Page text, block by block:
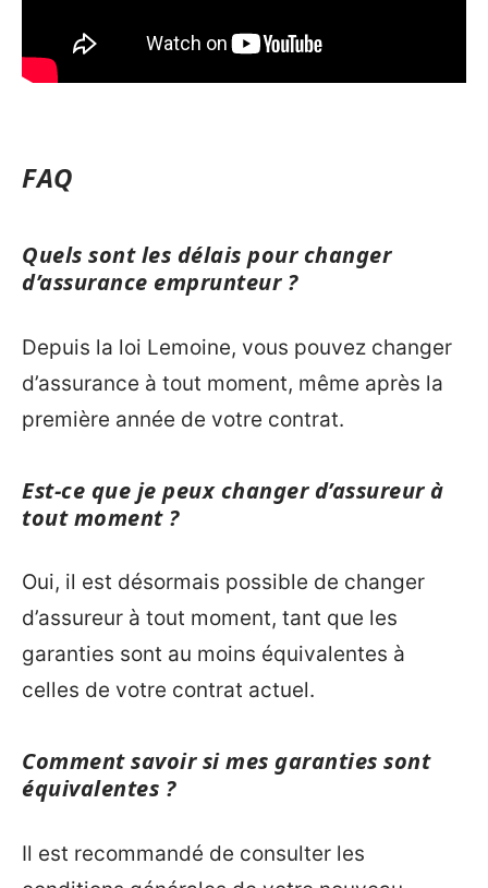
FAQ
Quels sont les délais pour changer
d’assurance emprunteur ?
Depuis la loi Lemoine, vous pouvez changer
d’assurance à tout moment, même après la
première année de votre contrat.
Est-ce que je peux changer d’assureur à
tout moment ?
Oui, il est désormais possible de changer
d’assureur à tout moment, tant que les
garanties sont au moins équivalentes à
celles de votre contrat actuel.
Comment savoir si mes garanties sont
équivalentes ?
Il est recommandé de consulter les